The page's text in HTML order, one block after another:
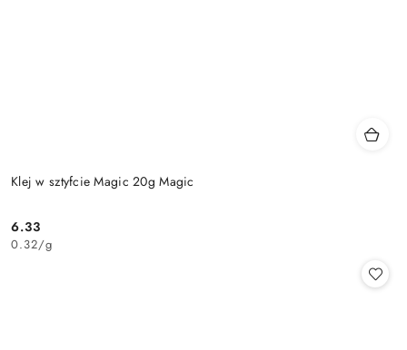
Klej w sztyfcie Magic 20g Magic
Cena:
6.33
0.32/g